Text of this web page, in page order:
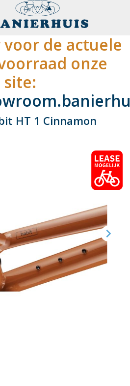
de actuele
onze
HT 1 Cinnamon
